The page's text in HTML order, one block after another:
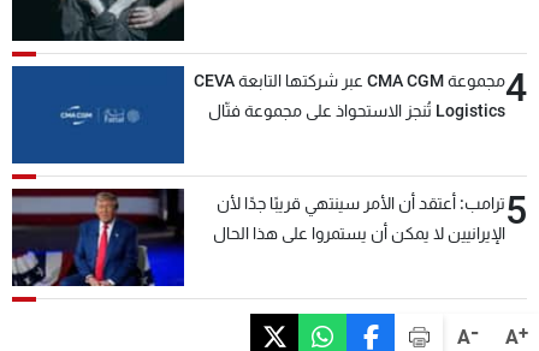
A+
A-
4
مجموعة CMA CGM عبر شركتها التابعة CEVA
Logistics تُنجز الاستحواذ على مجموعة فتّال
5ترامب: أعتقد أن الأمر سينتهي قريبًا جدًا لأن
الإيرانيين لا يمكن أن يستمروا على هذا الحال